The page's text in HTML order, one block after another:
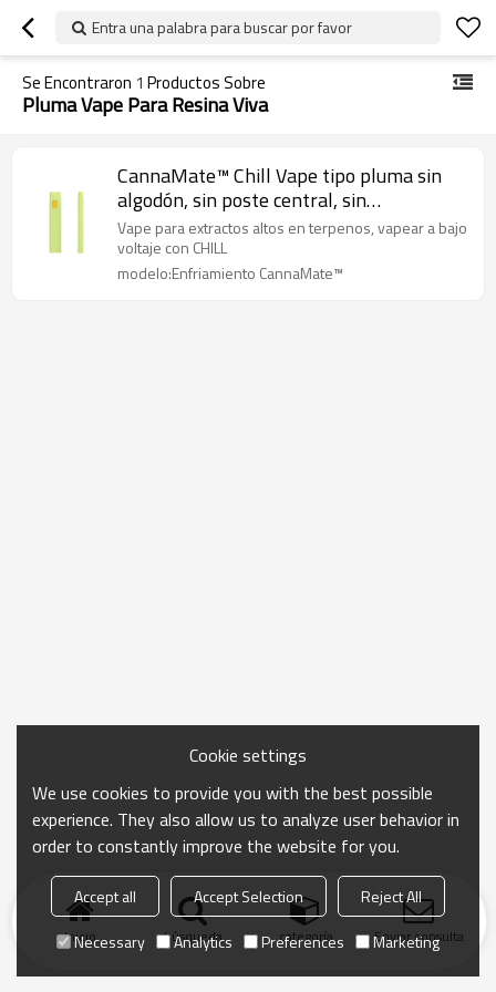
Entra una palabra para buscar por favor
Se Encontraron 1 Productos Sobre
Pluma Vape Para Resina Viva
CannaMate™ Chill Vape tipo pluma sin
algodón, sin poste central, sin
obstrucciones
Vape para extractos altos en terpenos, vapear a bajo
voltaje con CHILL
modelo:Enfriamiento CannaMate™
Inicio búsqueda categoría Enviar consulta
Cookie settings
We use cookies to provide you with the best possible
experience. They also allow us to analyze user behavior in
order to constantly improve the website for you.
Accept all Accept Selection
Reject All
Necessary
Analytics Preferences Marketing